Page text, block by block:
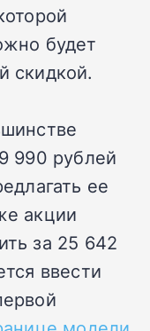
будет
скидкой.
990 рублей
ее
акции
за 25 642
ввести